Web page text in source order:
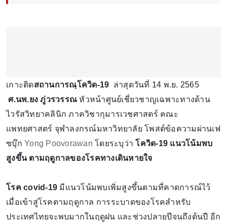
เกาะติดสถานการณฺโควิด-19 ล่าสุดวันที่ 14 พ.ย. 2565
ศ.นพ.ยง ภู่วรวรรณหัวหน้าศูนย์เชี่ยวชาญเฉพาะทางด้าน
ไวรัสวิทยาคลินิก ภาควิชากุมารเวชศาสตร์ คณะ
แพทยศาสตร์ จุฬาลงกรณ์มหาวิทยาลัย โพสต์ข้อความผ่านเฟ
ซบุ๊ก Yong Poovorawan โดยระบุว่าโควิด-19 แนวโน้มพบ
สูงขึ้น ตามฤดูกาลของโรคทางเดินหายใจ
โรค covid-19 มีแนวโน้มพบเพิ่มสูงขึ้นตามที่คาดการณ์ไว้
เมื่อเข้าสู่โรคตามฤดูกาล การระบาดของโรคสำหรับ
ประเทศไทยจะพบมากในฤดูฝน และช่วงปลายปีจนถึงต้นปี อีก